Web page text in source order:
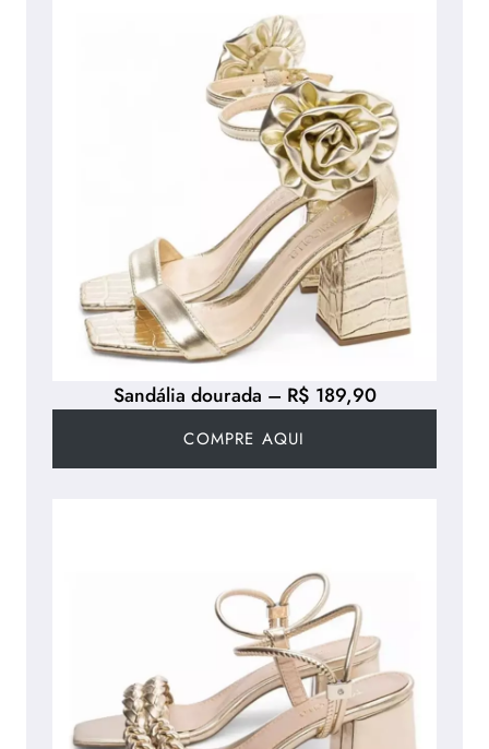
Sandália dourada – R$ 189,90
COMPRE AQUI